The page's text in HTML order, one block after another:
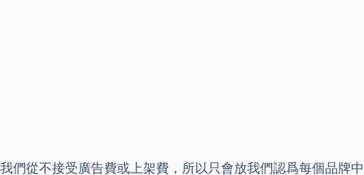
我們從不接受廣告費或上架費，所以只會放我們認爲每個品牌中